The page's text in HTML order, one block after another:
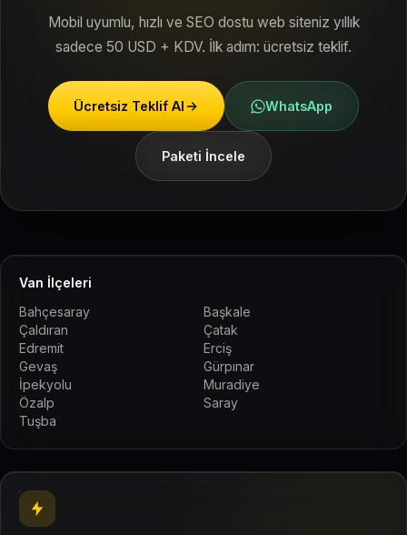
Mobil uyumlu, hızlı ve SEO dostu web siteniz yıllık
sadece 50 USD + KDV. İlk adım: ücretsiz teklif.
Ücretsiz Teklif Al WhatsApp
Paketi İncele
Van İlçeleri
Bahçesaray
Başkale
Çaldıran
Çatak
Edremit
Erciş
Gevaş
Gürpınar
İpekyolu
Muradiye
Özalp
Saray
Tuşba